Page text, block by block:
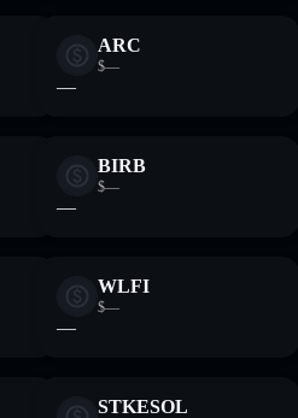
ARC
$—
—
BIRB
$—
—
WLFI
$—
—
STKESOL